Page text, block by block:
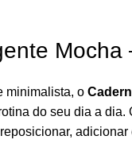
Mocha
minimalista, o
do seu dia a